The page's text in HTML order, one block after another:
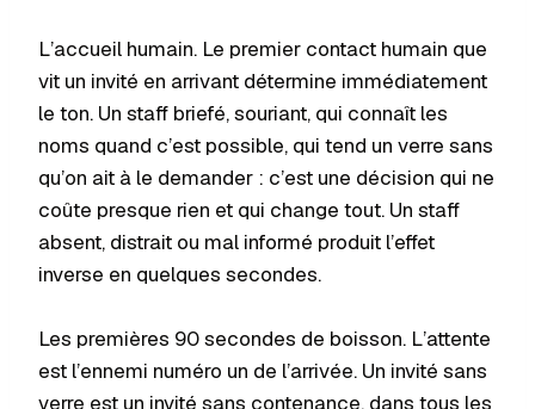
L’accueil humain. Le premier contact humain que
vit un invité en arrivant détermine immédiatement
le ton. Un staff briefé, souriant, qui connaît les
noms quand c’est possible, qui tend un verre sans
qu’on ait à le demander : c’est une décision qui ne
coûte presque rien et qui change tout. Un staff
absent, distrait ou mal informé produit l’effet
inverse en quelques secondes.
Les premières 90 secondes de boisson. L’attente
est l’ennemi numéro un de l’arrivée. Un invité sans
verre est un invité sans contenance, dans tous les